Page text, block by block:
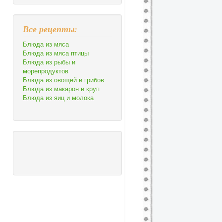
Все рецепты:
Блюда из мяса
Блюда из мяса птицы
Блюда из рыбы и
морепродуктов
Блюда из овощей и грибов
Блюда из макарон и круп
Блюда из яиц и молока